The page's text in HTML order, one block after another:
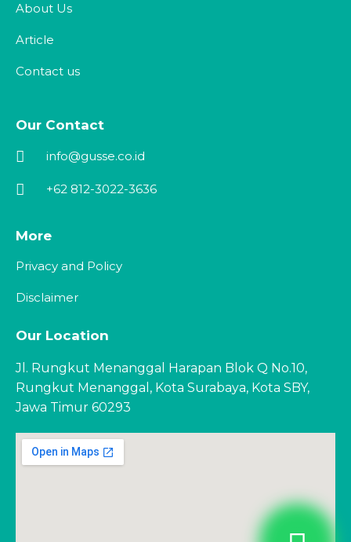
About Us
Article
Contact us
Our Contact
info@gusse.co.id
+62 812-3022-3636
More
Privacy and Policy
Disclaimer
Our Location
Jl. Rungkut Menanggal Harapan Blok Q No.10,
Rungkut Menanggal, Kota Surabaya, Kota SBY,
Jawa Timur 60293